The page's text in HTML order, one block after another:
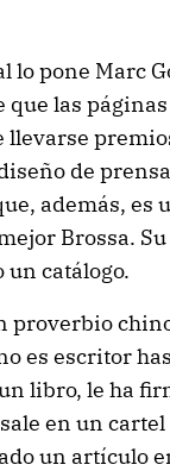
lo pone Marc
que las
llevarse
de
además, es
Brossa. Su
catálogo.
proverbio
es escritor
libro, le ha
en un
un artículo